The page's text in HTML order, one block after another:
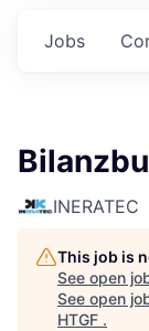
Jobs
INERATEC
This job is
See open
See open
HTGF .